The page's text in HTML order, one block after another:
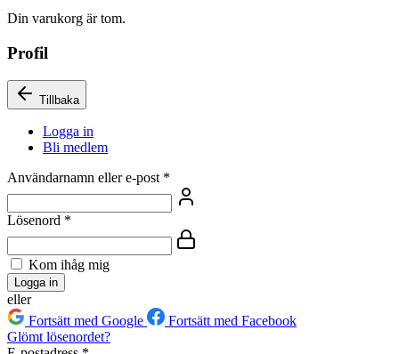
Din varukorg är tom.
Profil
Tillbaka
Logga in
Bli medlem
Användarnamn eller e-post *
Lösenord *
Kom ihåg mig
Logga in
eller
Fortsätt med Google
Fortsätt med Facebook
Glömt lösenordet?